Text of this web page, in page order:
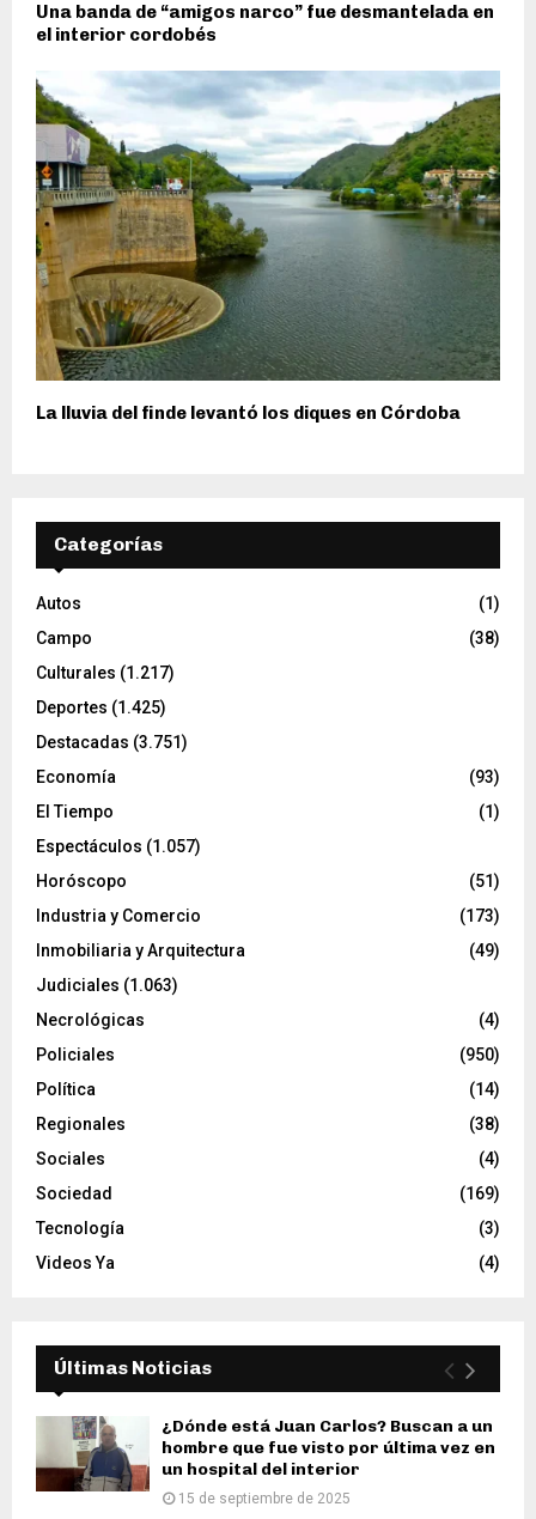
Una banda de “amigos narco” fue desmantelada en
el interior cordobés
La lluvia del finde levantó los diques en Córdoba
Categorías
Autos
(1)
Campo
(38)
Culturales (1.217)
Deportes (1.425)
Destacadas (3.751)
Economía
(93)
El Tiempo
(1)
Espectáculos (1.057)
Horóscopo
(51)
Industria y Comercio
(173)
Inmobiliaria y Arquitectura
(49)
Judiciales (1.063)
Necrológicas
(4)
Policiales
(950)
Política
(14)
Regionales
(38)
Sociales
(4)
Sociedad
(169)
Tecnología
(3)
Videos Ya
(4)
Últimas Noticias
¿Dónde está Juan Carlos? Buscan a un
hombre que fue visto por última vez en
un hospital del interior
15 de septiembre de 2025